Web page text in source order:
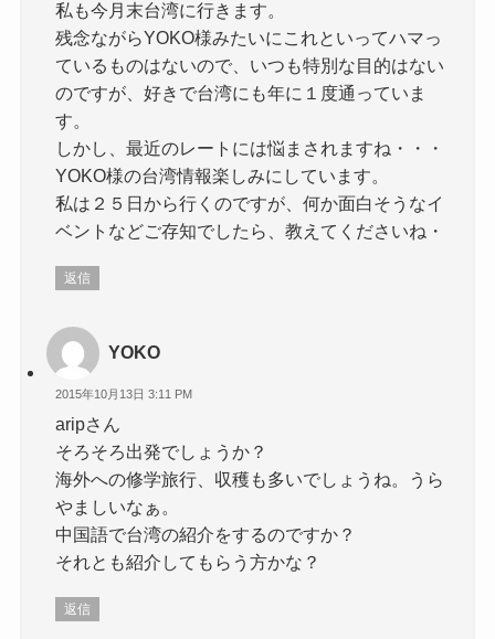
私も今月末台湾に行きます。
残念ながらYOKO様みたいにこれといってハマっ
ているものはないので、いつも特別な目的はない
のですが、好きで台湾にも年に１度通っていま
す。
しかし、最近のレートには悩まされますね・・・
YOKO様の台湾情報楽しみにしています。
私は２５日から行くのですが、何か面白そうなイ
ベントなどご存知でしたら、教えてくださいね・
返信
YOKO
2015年10月13日 3:11 PM
aripさん
そろそろ出発でしょうか？
海外への修学旅行、収穫も多いでしょうね。うら
やましいなぁ。
中国語で台湾の紹介をするのですか？
それとも紹介してもらう方かな？
返信